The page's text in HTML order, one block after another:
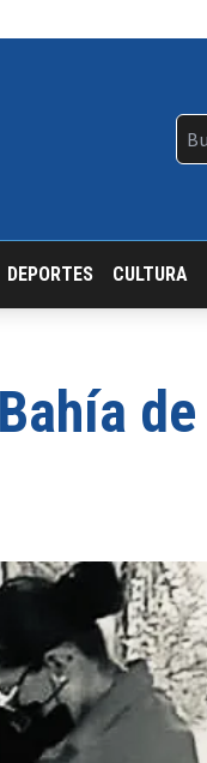
DEPORTES CULTURA
de